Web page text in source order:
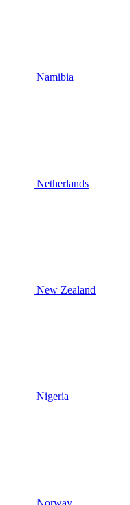
Namibia
Netherlands
New Zealand
Nigeria
Norway